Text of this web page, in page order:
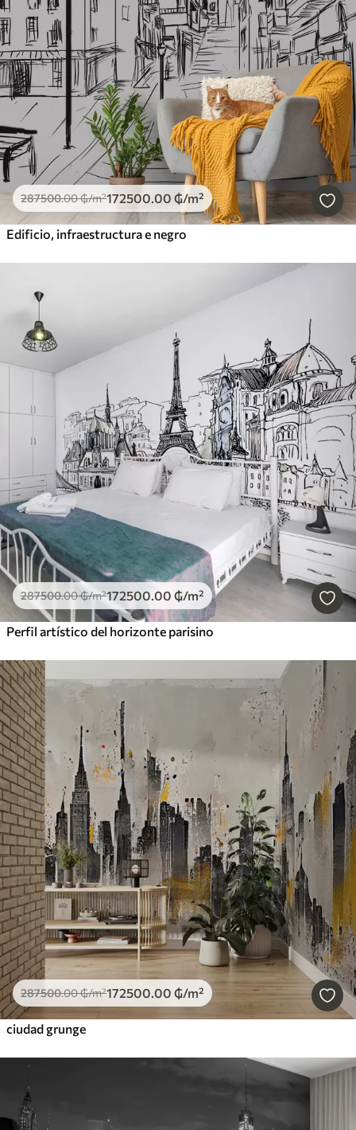
287500.00₲/m²172500.00 ₲/m²
Edificio, infraestructura e negro
287500.00₲/m²172500.00 ₲/m²
Perfil artístico del horizonte parisino
287500.00₲/m²172500.00 ₲/m²
ciudad grunge